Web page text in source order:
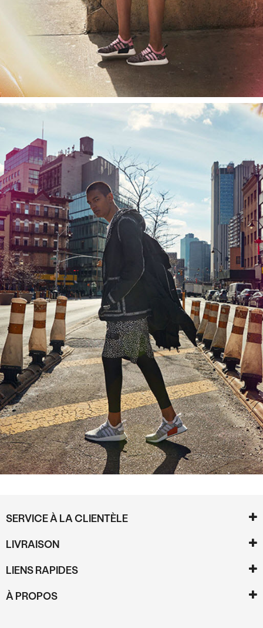
SERVICE À LA CLIENTÈLE
LIVRAISON
LIENS RAPIDES
À PROPOS